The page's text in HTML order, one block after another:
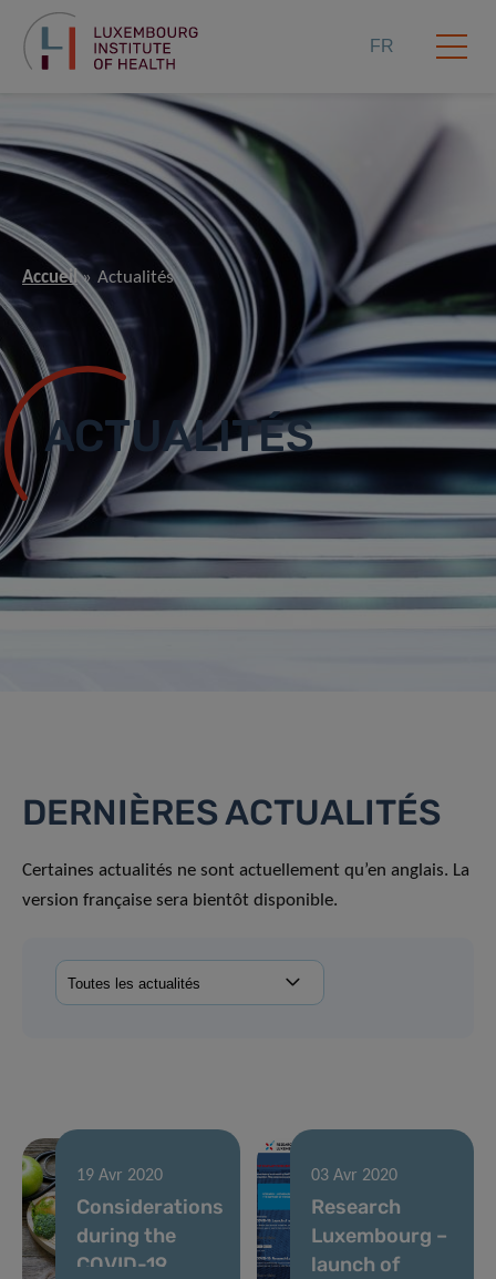
FR
Accueil Actualités
ACTUALITÉS
DERNIÈRES ACTUALITÉS
Certaines actualités ne sont actuellement qu’en anglais. La
version française sera bientôt disponible.
19 Avr 2020
Considerations
during the
COVID-19
03 Avr 2020
Research
Luxembourg –
launch of